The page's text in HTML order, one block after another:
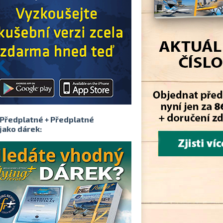
Předplatné + Předplatné
jako dárek: